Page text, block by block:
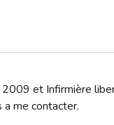
et Infirmière
a me contacter.